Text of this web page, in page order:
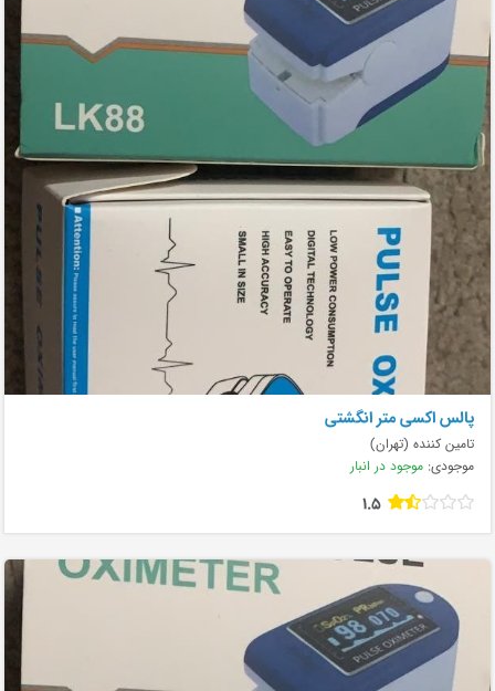
پالس اکسی متر انگشتی
تامین کننده (تهران)
موجودی: موجود در انبار
1.5